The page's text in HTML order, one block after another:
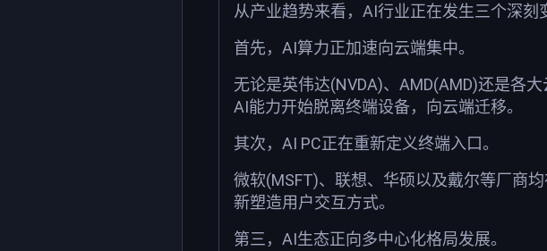
从产业趋势来看，AI行业正在发生三个深刻
首先，AI算力正加速向云端集中。
无论是英伟达(NVDA)、AMD(AMD)还是各
AI能力开始脱离终端设备，向云端迁移。
其次，AI PC正在重新定义终端入口。
微软(MSFT)、联想、华硕以及戴尔等厂商
新塑造用户交互方式。
第三，AI生态正向多中心化格局发展。